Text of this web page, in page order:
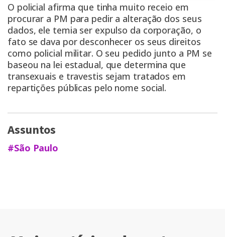
O policial afirma que tinha muito receio em
procurar a PM para pedir a alteração dos seus
dados, ele temia ser expulso da corporação, o
fato se dava por desconhecer os seus direitos
como policial militar. O seu pedido junto a PM se
baseou na lei estadual, que determina que
transexuais e travestis sejam tratados em
repartições públicas pelo nome social.
Assuntos
#São Paulo